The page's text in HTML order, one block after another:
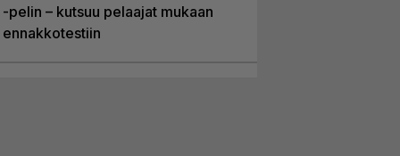
-pelin – kutsuu pelaajat mukaan
ennakkotestiin